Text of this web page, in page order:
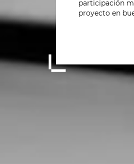
participación
proyecto en